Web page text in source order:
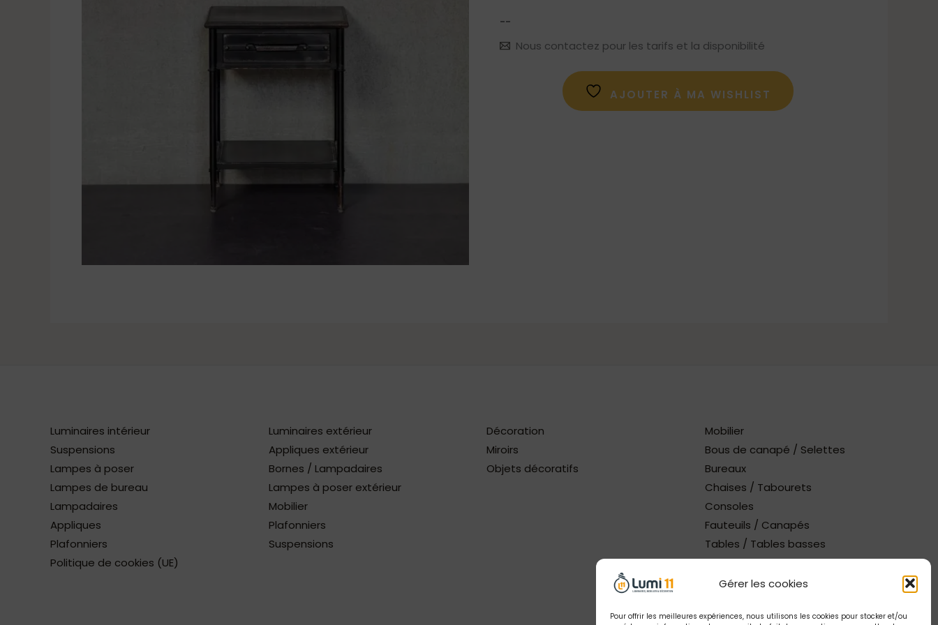
Gérer les cookies
Pour offrir les meilleures expériences, nous utilisons les cookies pour stocker et/ou
--
Nous contactez pour les tarifs et la disponibilité
AJOUTER À MA WISHLIST
Luminaires intérieur
Suspensions
Lampes à poser
Lampes de bureau
Lampadaires
Appliques
Plafonniers
Politique de cookies (UE)
Luminaires extérieur
Appliques extérieur
Bornes / Lampadaires
Lampes à poser extérieur
Mobilier
Plafonniers
Suspensions
Décoration
Miroirs
Objets décoratifs
Mobilier
Bous de canapé / Selettes
Bureaux
Chaises / Tabourets
Consoles
Fauteuils / Canapés
Tables / Tables basses